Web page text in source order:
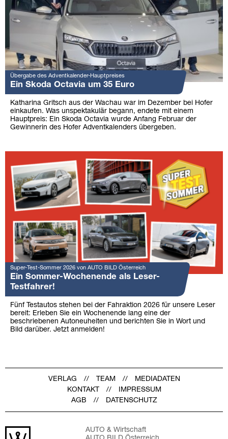
Übergabe des Adventkalender-Hauptpreises
Ein Skoda Octavia um 35 Euro
Katharina Gritsch aus der Wachau war im Dezember bei Hofer
einkaufen. Was unspektakulär begann, endete mit einem
Hauptpreis: Ein Skoda Octavia wurde Anfang Februar der
Gewinnerin des Hofer Adventkalenders übergeben.
Super-Test-Sommer 2026 von AUTO BILD Österreich
Ein Sommer-Wochenende als Leser-
Testfahrer!
Fünf Testautos stehen bei der Fahraktion 2026 für unsere Leser
bereit: Erleben Sie ein Wochenende lang eine der
beschriebenen Autoneuheiten und berichten Sie in Wort und
Bild darüber. Jetzt anmelden!
VERLAG TEAM
MEDIADATEN
KONTAKT
IMPRESSUM
AGB
DATENSCHUTZ
AUTO & Wirtschaft